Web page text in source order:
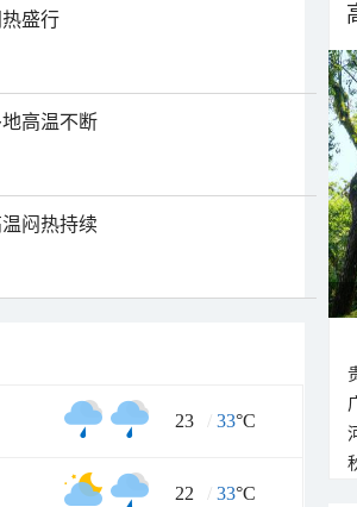
盛行
高温不断
闷热持续
23 / 33°C
22 / 33°C